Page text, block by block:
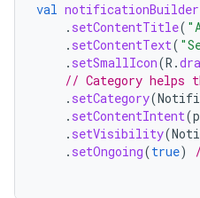
val notificationBuilder
. setContentTitle(
. setContentText(
. setSmallIcon(R .
// Category helps
. setCategory(
. setContentIntent(
. setVisibility(
. setOngoing(true)